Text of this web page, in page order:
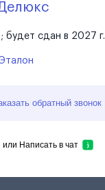
будет сдан в 2027 г.
обратный звонок
или Написать в чат